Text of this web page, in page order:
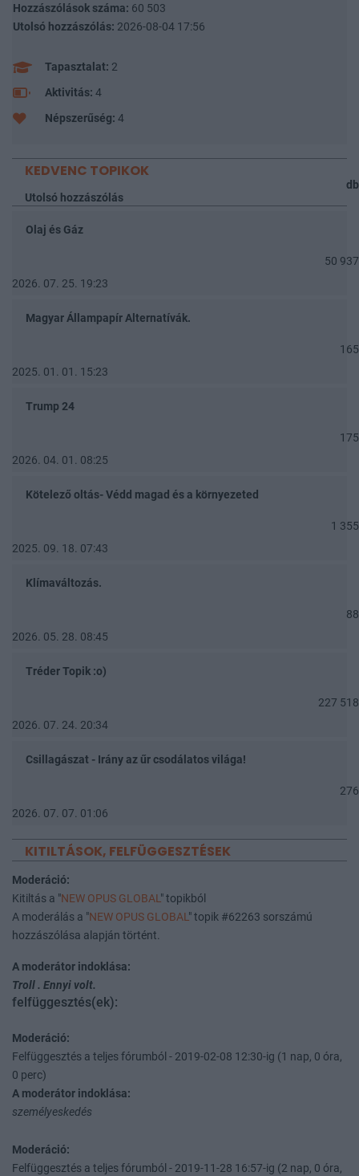
Hozzászólások száma: 60 503
Utolsó hozzászólás: 2026-08-04 17:56
Tapasztalat: 2
Aktivitás: 4
Népszerűség: 4
KEDVENC TOPIKOK
db
Utolsó hozzászólás
Olaj és Gáz
50 937
2026. 07. 25. 19:23
Magyar Állampapír Alternatívák.
165
2025. 01. 01. 15:23
Trump 24
175
2026. 04. 01. 08:25
Kötelező oltás- Védd magad és a környezeted
1 355
2025. 09. 18. 07:43
Klímaváltozás.
88
2026. 05. 28. 08:45
Tréder Topik :o)
227 518
2026. 07. 24. 20:34
Csillagászat - Irány az űr csodálatos világa!
276
2026. 07. 07. 01:06
KITILTÁSOK, FELFÜGGESZTÉSEK
Moderáció:
Kitiltás a "NEW OPUS GLOBAL" topikból
A moderálás a "NEW OPUS GLOBAL" topik #62263 sorszámú
hozzászólása alapján történt.
A moderátor indoklása:
Troll . Ennyi volt.
felfüggesztés(ek):
Moderáció:
Felfüggesztés a teljes fórumból - 2019-02-08 12:30-ig (1 nap, 0 óra,
0 perc)
A moderátor indoklása:
személyeskedés
Moderáció:
Felfüggesztés a teljes fórumból - 2019-11-28 16:57-ig (2 nap, 0 óra,